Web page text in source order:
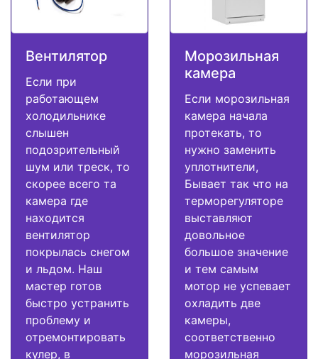
Вентилятор
Если при
работающем
холодильнике
слышен
подозрительный
шум или треск, то
скорее всего та
камера где
находится
вентилятор
покрылась снегом
и льдом. Наш
мастер готов
быстро устранить
проблему и
отремонтировать
кулер, в
Морозильная
камера
Если морозильная
камера начала
протекать, то
нужно заменить
уплотнители,
Бывает так что на
терморегуляторе
выставляют
довольное
большое значение
и тем самым
мотор не успевает
охладить две
камеры,
соответственно
морозильная